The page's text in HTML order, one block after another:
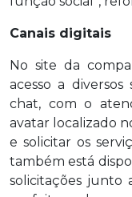
Canais digitais
No site da
acesso a
chat, com o
avatar localizado
e solicitar os
também está
solicitações junto